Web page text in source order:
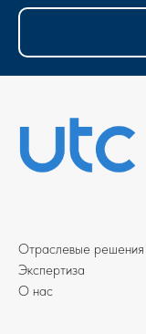
Отраслевые решения
Экспертиза
О нас